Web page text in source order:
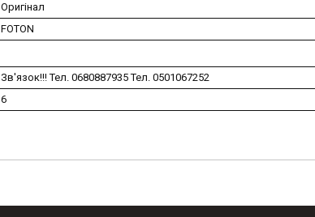
Оригінал
FOTON
Зв'язок!!! Тел. 0680887935 Тел. 0501067252
6